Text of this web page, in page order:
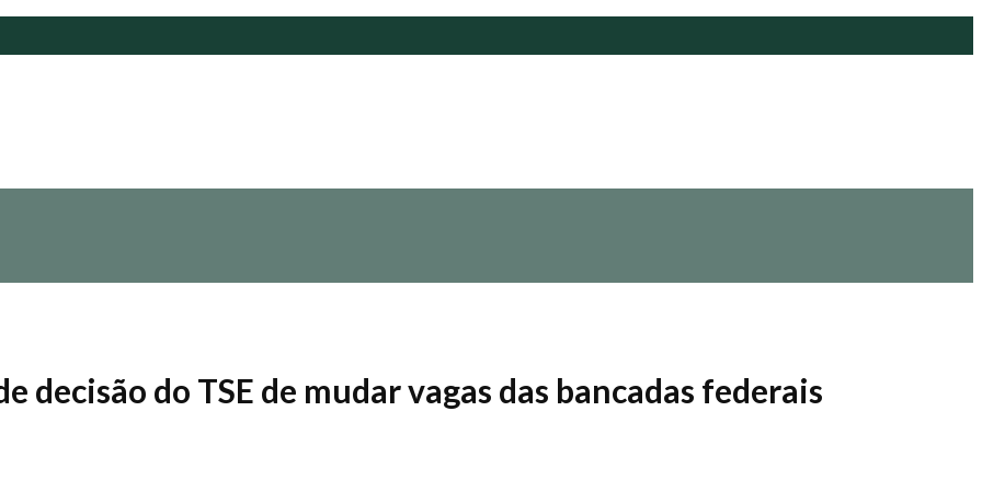
decisão do TSE de mudar vagas das bancadas federais